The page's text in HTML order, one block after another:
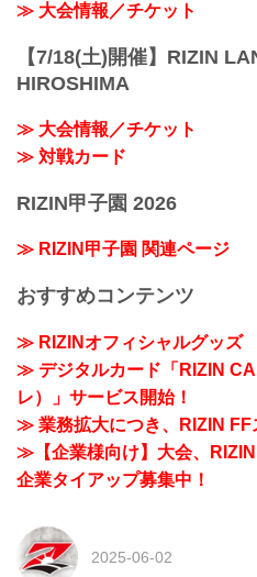
≫ 大会情報／チケット
【7/18(土)開催】RIZIN
HIROSHIMA
≫ 大会情報／チケット
≫ 対戦カード
RIZIN甲子園 2026
≫ RIZIN甲子園 関連ページ
おすすめコンテンツ
≫ RIZINオフィシャルグッズ
≫ デジタルカード「RIZIN
レ）」サービス開始！
≫ 業務拡大につき、RIZIN FF
≫【企業様向け】大会、
企業タイアップ募集中！
2025-06-02